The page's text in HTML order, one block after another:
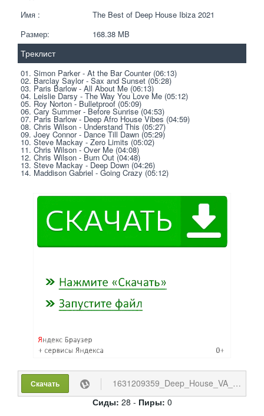
Имя :
The Best of Deep House Ibiza 2021
Размер:
168.38 MB
Треклист
01. Simon Parker - At the Bar Counter (06:13)
02. Barclay Saylor - Sax and Sunset (05:28)
03. Paris Barlow - All About Me (06:13)
04. Leislie Darsy - The Way You Love Me (05:12)
05. Roy Norton - Bulletproof (05:09)
06. Cary Summer - Before Sunrise (04:53)
07. Paris Barlow - Deep Afro House Vibes (04:59)
08. Chris Wilson - Understand This (05:27)
09. Joey Connor - Dance Till Dawn (05:29)
10. Steve Mackay - Zero Limits (05:02)
11. Chris Wilson - Over Me (04:08)
12. Chris Wilson - Burn Out (04:48)
13. Steve Mackay - Deep Down (04:26)
14. Maddison Gabriel - Going Crazy (05:12)
Скачать
1631209359_Deep_House_VA_-_The_Best_of_Deep_House_Ibiza_20.torrent
Сиды: 28 - Пиры: 0